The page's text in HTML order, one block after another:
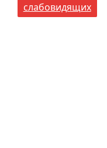
слабовидящих